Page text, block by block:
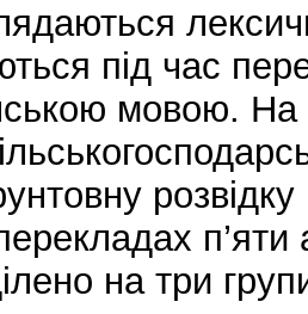
під час
мовою. На
на три